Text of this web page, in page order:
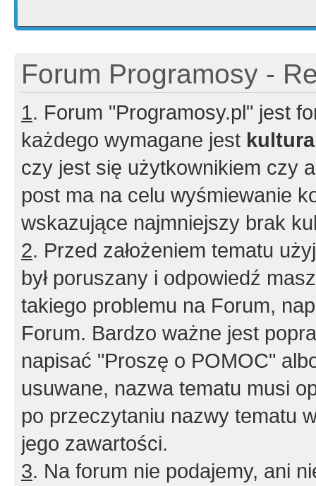
Forum Programosy -
1. Forum "Programosy.pl" jest
każdego wymagane jest
czy jest się użytkownikiem czy
post ma na celu wyśmiewanie
wskazujące najmniejszy brak
2. Przed założeniem tematu
był poruszany i odpowiedź
takiego problemu na Forum,
Forum. Bardzo ważne jest
napisać "Proszę o POMOC"
usuwane, nazwa tematu musi
po przeczytaniu nazwy tematu
jego zawartości.
3. Na forum nie podajemy, ani